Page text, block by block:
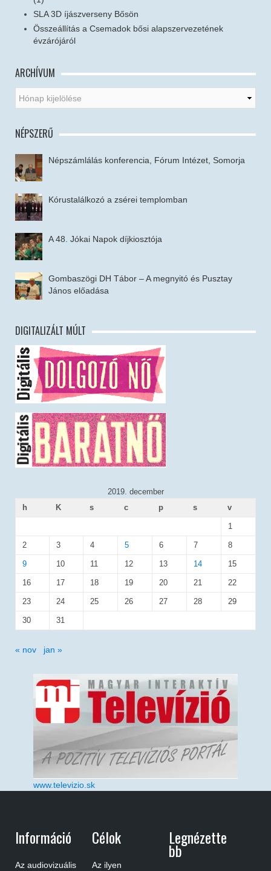
SLA 3D íjászverseny Bősön
Összeállítás a Csemadok bősi alapszervezetének
évzárójáról
ARCHÍVUM
NÉPSZERŰ
Népszámlálás konferencia, Fórum Intézet, Somorja
Kórustalálkozó a zsérei templomban
A 48. Jókai Napok díjkiosztója
Gombaszögi DH Tábor – A megnyitó és Pusztay
János előadása
DIGITALIZÁLT MÚLT
2019. december
h
K s c p s v
1
2 3 4 5 6 7 8
9 10 11 12 13 14 15
16 17 18 19 20 21 22
23 24 25 26 27 28 29
30 31
« nov jan »
www.televizio.sk
Információ
Az audiovizuális
Célok
Az ilyen
Legnézette
Bb